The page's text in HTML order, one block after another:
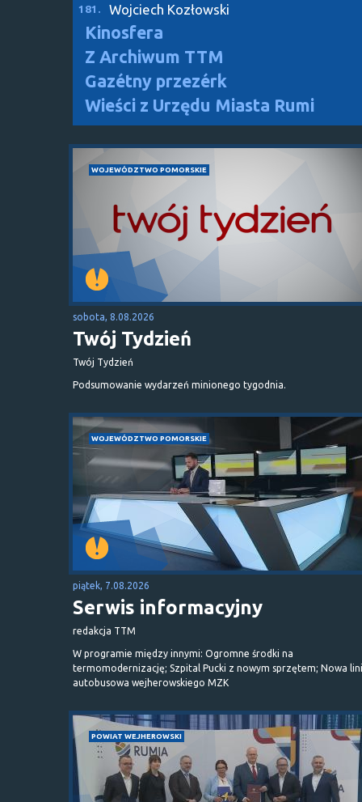
181. Wojciech Kozłowski
Kinosfera
Z Archiwum TTM
Gazétny przezérk
Wieści z Urzędu Miasta Rumi
WOJEWÓDZTWO POMORSKIE
sobota, 8.08.2026
Twój Tydzień
Twój Tydzień
Podsumowanie wydarzeń minionego tygodnia.
WOJEWÓDZTWO POMORSKIE
piątek, 7.08.2026
Serwis informacyjny
redakcja TTM
W programie między innymi: Ogromne środki na
termomodernizację; Szpital Pucki z nowym sprzętem; Nowa
autobusowa wejherowskiego MZK
POWIAT WEJHEROWSKI